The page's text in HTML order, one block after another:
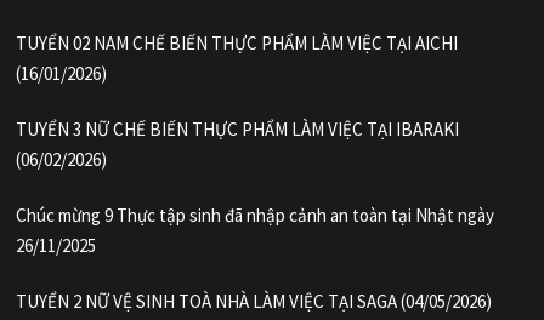
TUYỂN 02 NAM CHẾ BIẾN THỰC PHẨM LÀM VIỆC TẠI AICHI
(16/01/2026)
TUYỂN 3 NỮ CHẾ BIẾN THỰC PHẨM LÀM VIỆC TẠI IBARAKI
(06/02/2026)
Chúc mừng 9 Thực tập sinh đã nhập cảnh an toàn tại Nhật ngày
26/11/2025
TUYỂN 2 NỮ VỆ SINH TOÀ NHÀ LÀM VIỆC TẠI SAGA (04/05/2026)